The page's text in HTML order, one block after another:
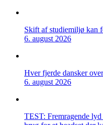
Skift af studiemiljø kan
6. august 2026
Hver fjerde dansker
6. august 2026
TEST: Fremragende